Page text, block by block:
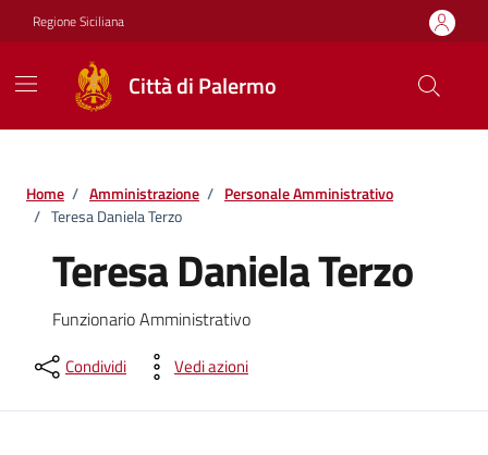
Vai ai contenuti
Vai al footer
Regione Siciliana
Città di Palermo
Home / Amministrazione / Personale Amministrativo
/ Teresa Daniela Terzo
Teresa Daniela Terzo
Funzionario Amministrativo
Condividi Vedi azioni